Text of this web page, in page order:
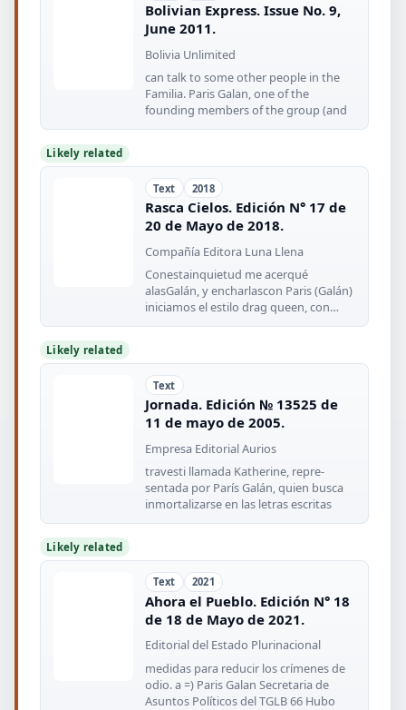
Bolivian Express. Issue No. 9,
June 2011.
Bolivia Unlimited
can talk to some other people in the
Familia. Paris Galan, one of the
founding members of the group (and
Likely related
Text 2018
Rasca Cielos. Edición N° 17 de
20 de Mayo de 2018.
Compañía Editora Luna Llena
Conestainquietud me acerqué
alasGalán, y encharlascon Paris (Galán)
iniciamos el estilo drag queen, con
memorables
Likely related
Text
Jornada. Edición № 13525 de
11 de mayo de 2005.
Empresa Editorial Aurios
travesti llamada Katherine, repre-
sentada por París Galán, quien busca
inmortalizarse en las letras escritas
Likely related
Text 2021
Ahora el Pueblo. Edición N° 18
de 18 de Mayo de 2021.
Editorial del Estado Plurinacional
medidas para reducir los crímenes de
odio. a =) Paris Galan Secretaria de
Asuntos Políticos del TGLB 66 Hubo